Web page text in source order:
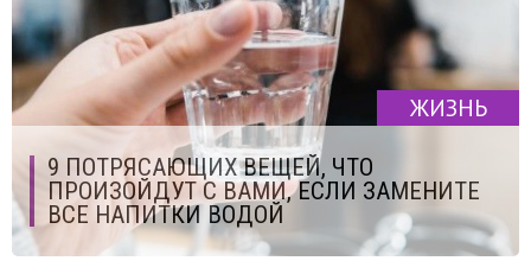
ЖИЗНЬ
9 ПОТРЯСАЮЩИХ ВЕЩЕЙ, ЧТО
ПРОИЗОЙДУТ С ВАМИ, ЕСЛИ ЗАМЕНИТЕ
ВСЕ НАПИТКИ ВОДОЙ